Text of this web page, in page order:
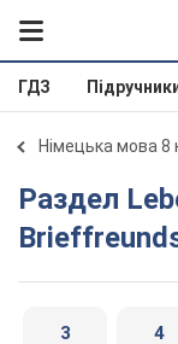
ГДЗ
Німецька мова 8
Раздел Lebensweise.
3 4